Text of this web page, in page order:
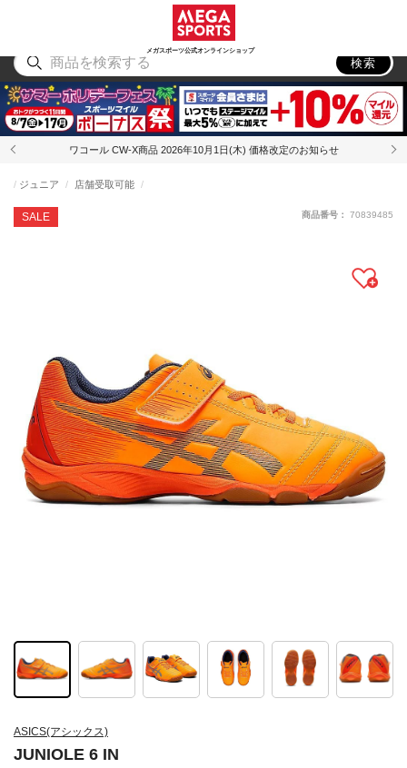
メガスポーツ公式オンラインショップ
アウトドア
検索
ワコール CW-X商品 2026年10月1日(木) 価格改定のお知らせ
ASICS(アシックス)
JUNIOLE 6 IN
SALE
ジュニア 店舗受取可能
商品番号： 70839485